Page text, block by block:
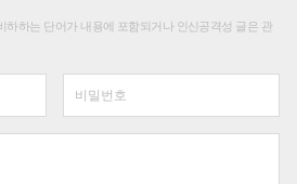
하하는 단어가 내용에 포함되거나 인신공격성 글은 관